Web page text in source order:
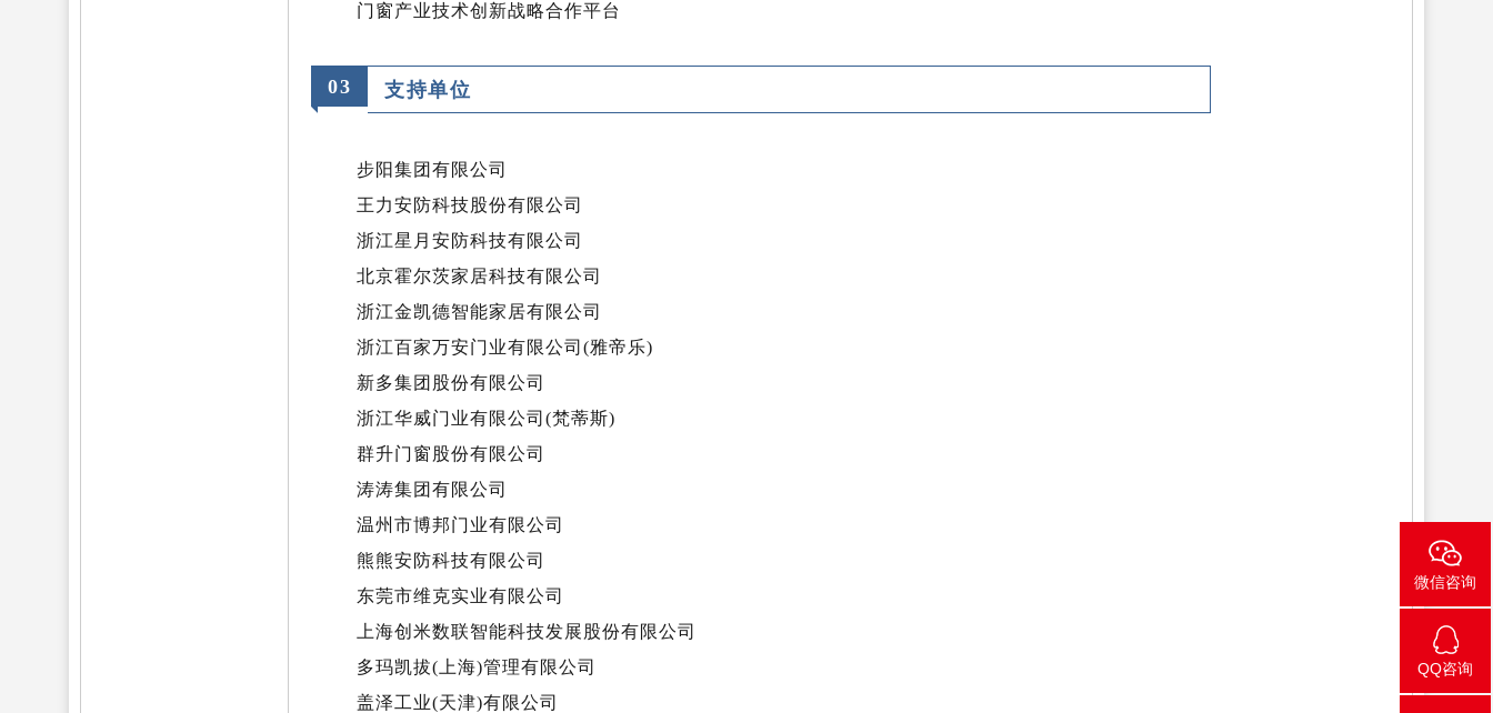
门窗产业技术创新战略合作平台
03 支持单位
步阳集团有限公司
王力安防科技股份有限公司
浙江星月安防科技有限公司
北京霍尔茨家居科技有限公司
浙江金凯德智能家居有限公司
浙江百家万安门业有限公司(雅帝乐)
新多集团股份有限公司
浙江华威门业有限公司(梵蒂斯)
群升门窗股份有限公司
涛涛集团有限公司
温州市博邦门业有限公司
熊熊安防科技有限公司
东莞市维克实业有限公司
上海创米数联智能科技发展股份有限公司
多玛凯拔(上海)管理有限公司
盖泽工业(天津)有限公司
微信咨询
QQ咨询